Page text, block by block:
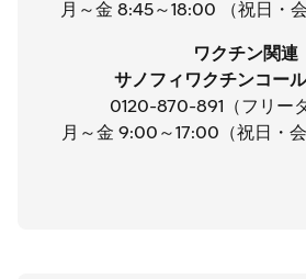
月～金 8:45～18:00 （祝日・
ワクチン関連
サノフィワクチンコー
0120-870-891（フリー
月～金 9:00～17:00（祝日・